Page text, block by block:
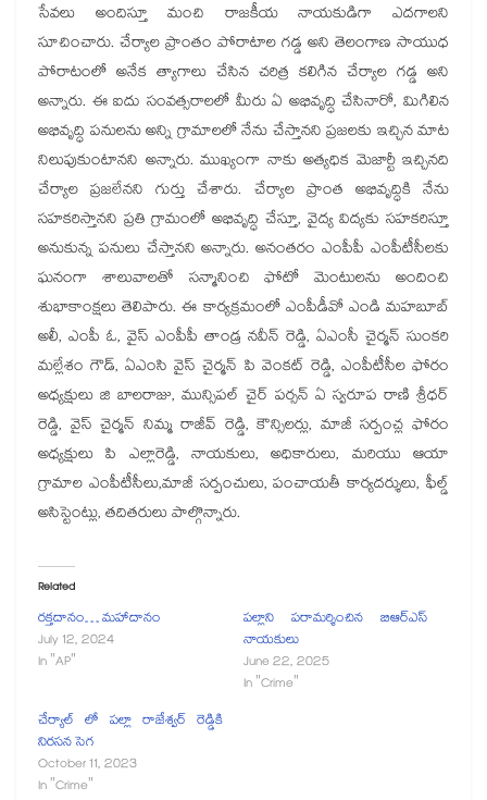
సేవలు అందిస్తూ మంచి రాజకీయ నాయకుడిగా ఎదగాలని
సూచించారు. చేర్యాల ప్రాంతం పోరాటాల గడ్డ అని తెలంగాణ సాయుధ
పోరాటంలో అనేక త్యాగాలు చేసిన చరిత్ర కలిగిన చేర్యాల గడ్డ అని
అన్నారు. ఈ ఐదు సంవత్సరాలలో మీరు ఏ అభివృద్ధి చేసినారో, మిగిలిన
అభివృద్ధి పనులను అన్ని గ్రామాలలో నేను చేస్తానని ప్రజలకు ఇచ్చిన మాట
నిలుపుకుంటానని అన్నారు. ముఖ్యంగా నాకు అత్యధిక మెజార్టీ ఇచ్చినది
చేర్యాల ప్రజలేనని గుర్తు చేశారు. చేర్యాల ప్రాంత అభివృద్ధికి నేను
సహకరిస్తానని ప్రతి గ్రామంలో అభివృద్ధి చేస్తూ, వైద్య విద్యకు సహకరిస్తూ
అనుకున్న పనులు చేస్తానని అన్నారు. అనంతరం ఎంపీపీ ఎంపీటీసీలకు
ఘనంగా శాలువాలతో సన్మానించి ఫోటో మెంటులను అందించి
శుభాకాంక్షలు తెలిపారు. ఈ కార్యక్రమంలో ఎంపీడీవో ఎండి మహబూబ్
అలీ, ఎంపీ ఓ, వైస్ ఎంపీపీ తాండ్ర నవీన్ రెడ్డి, ఏఎంసీ చైర్మన్ సుంకరి
మల్లేశం గౌడ్, ఏఎంసి వైస్ చైర్మన్ పి వెంకట్ రెడ్డి, ఎంపీటీసీల ఫోరం
అధ్యక్షులు జి బాలరాజు, మున్సిపల్ చైర్ పర్సన్ ఏ స్వరూప రాణి శ్రీధర్
రెడ్డి, వైస్ చైర్మన్ నిమ్మ రాజీవ్ రెడ్డి, కౌన్సిలర్లు, మాజీ సర్పంచ్ల ఫోరం
అధ్యక్షులు పి ఎల్లారెడ్డి, నాయకులు, అధికారులు, మరియు ఆయా
గ్రామాల ఎంపీటీసీలు,మాజీ సర్పంచులు, పంచాయతీ కార్యదర్శులు, ఫీల్డ్
అసిస్టెంట్లు, తదితరులు పాల్గొన్నారు.
Related
రక్తదానం… మహాదానం
July 12, 2024
In "AP"
పల్లాని పరామర్శించిన బిఆర్ఎస్
నాయకులు
June 22, 2025
In "Crime"
చేర్యాల్ లో పల్లా రాజేశ్వర్ రెడ్డికి
నిరసన సెగ
October 11, 2023
In "Crime"